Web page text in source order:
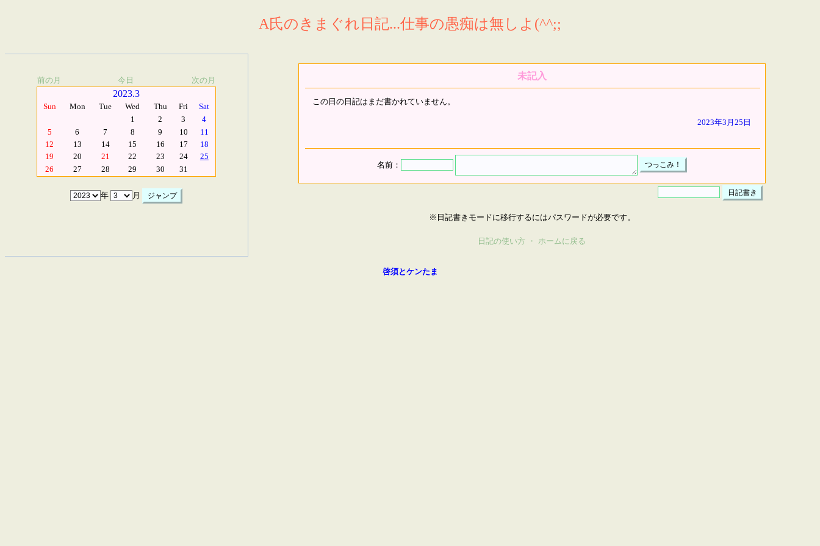
A氏のきまぐれ日記...仕事の愚痴は無しよ(^^;;
前の月 今日 次の月
2023.3
Sun Mon Tue Wed Thu Fri
Sat
1
2 3
4
5
6 7 8 9 10
11
12
13 14 15 16 17
18
19
20 21 22 23 24
25
26
27 28 29 30 31
年 月
未記入
この日の日記はまだ書かれていません。
2023年3月25日
名前：
※日記書きモードに移行するにはパスワードが必要です。
日記の使い方 ・ ホームに戻る
啓須とケンたま